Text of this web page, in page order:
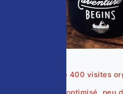
Moins de 400 visites
Site non optimisé, peu